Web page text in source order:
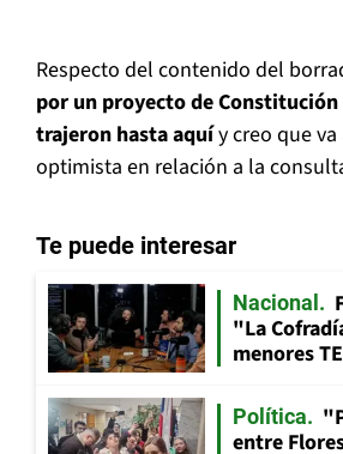
Respecto del contenido del
por un proyecto de
trajeron hasta aquíy creo que
optimista en relación a la
Te puede interesar
Nacional
"La
menores
Política
entre